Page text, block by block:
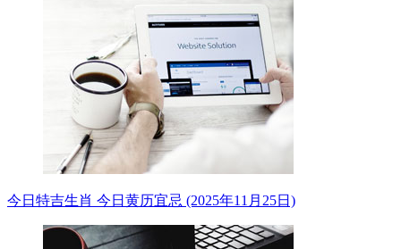
今日特吉生肖 今日黄历宜忌 (2025年11月25日)